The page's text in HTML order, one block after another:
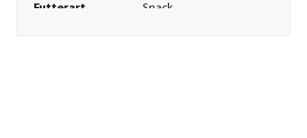
Futterart Snack